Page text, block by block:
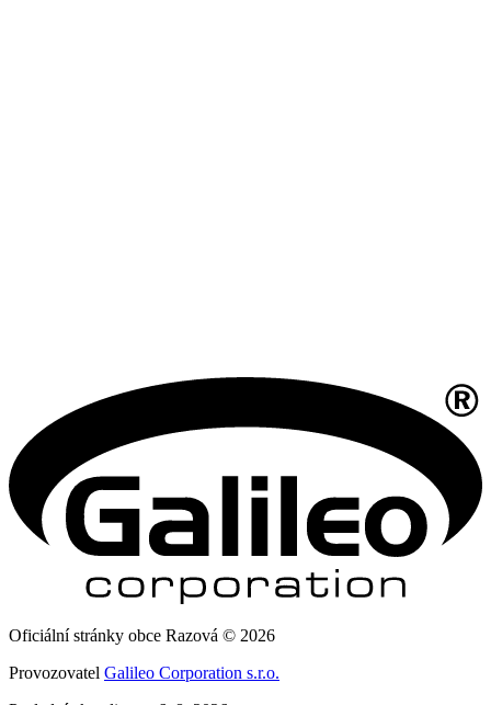
Oficiální stránky obce Razová © 2026
Provozovatel Galileo Corporation s.r.o.